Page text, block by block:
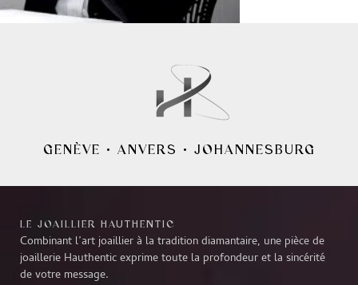
GENÈVE • ANVERS • JOHANNESBURG
LE JOAILLIER HAUTHENTIC
Combinant l’art joaillier à la tradition diamantaire, une pièce de
joaillerie Hauthentic exprime toute la profondeur et la sincérité
de votre message.